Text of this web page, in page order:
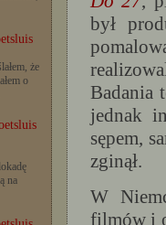
że
o
na
był
Badania
jednak
sępem,
zginął.
W
filmów i